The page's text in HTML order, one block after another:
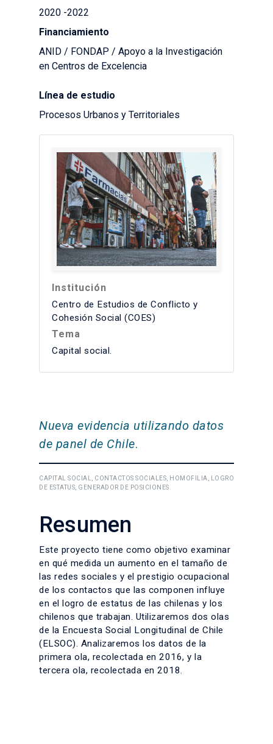
2020 -2022
Financiamiento
ANID / FONDAP / Apoyo a la Investigación
en Centros de Excelencia
Línea de estudio
Procesos Urbanos y Territoriales
Institución
Centro de Estudios de Conflicto y
Cohesión Social (COES)
Tema
Capital social.
Nueva evidencia utilizando datos
de panel de Chile.
CAPITAL SOCIAL, CONTACTOS SOCIALES, HOMOFILIA, LOGRO
DE ESTATUS, GENERADOR DE POSICIONES.
Resumen
Este proyecto tiene como objetivo examinar
en qué medida un aumento en el tamaño de
las redes sociales y el prestigio ocupacional
de los contactos que las componen influye
en el logro de estatus de las chilenas y los
chilenos que trabajan. Utilizaremos dos olas
de la Encuesta Social Longitudinal de Chile
(ELSOC). Analizaremos los datos de la
primera ola, recolectada en 2016, y la
tercera ola, recolectada en 2018.